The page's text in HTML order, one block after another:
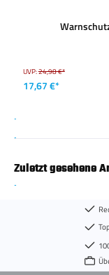
UVP:24,98 €*
17,67 €*
Zuletzt gesehene